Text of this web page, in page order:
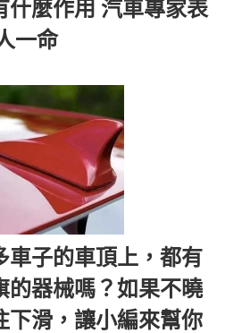
什麼作用 汽車專家表
一命
車子的車頂上，都有
的器械嗎？如果不曉
下滑，讓小編來幫你